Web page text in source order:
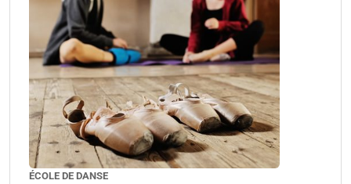
ÉCOLE DE DANSE